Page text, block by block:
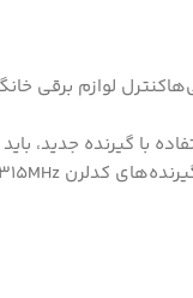
لوازم برقی
با گیرنده جدید،